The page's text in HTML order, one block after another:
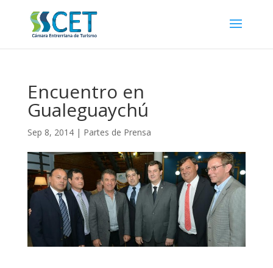
Encuentro en
Gualeguaychú
Sep 8, 2014| Partes de Prensa